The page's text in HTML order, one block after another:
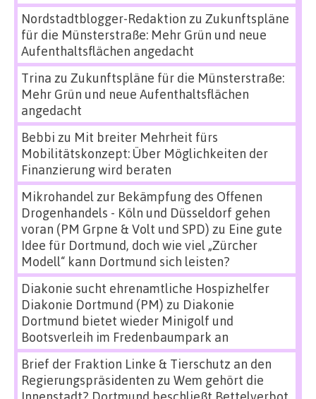
Nordstadtblogger-Redaktion zu Zukunftspläne
für die Münsterstraße: Mehr Grün und neue
Aufenthaltsflächen angedacht
Trina zu Zukunftspläne für die Münsterstraße:
Mehr Grün und neue Aufenthaltsflächen
angedacht
Bebbi zu Mit breiter Mehrheit fürs
Mobilitätskonzept: Über Möglichkeiten der
Finanzierung wird beraten
Mikrohandel zur Bekämpfung des Offenen
Drogenhandels - Köln und Düsseldorf gehen
voran (PM Grpne & Volt und SPD) zu Eine gute
Idee für Dortmund, doch wie viel „Zürcher
Modell“ kann Dortmund sich leisten?
Diakonie sucht ehrenamtliche Hospizhelfer
Diakonie Dortmund (PM) zu Diakonie
Dortmund bietet wieder Minigolf und
Bootsverleih im Fredenbaumpark an
Brief der Fraktion Linke & Tierschutz an den
Regierungspräsidenten zu Wem gehört die
Innenstadt? Dortmund beschließt Bettelverbot